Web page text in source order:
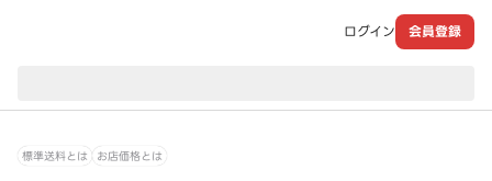
ログイン 会員登録
標準送料とは お店価格とは